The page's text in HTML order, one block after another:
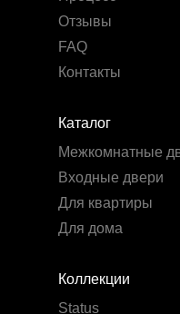
Коллекции
Status
Каталог
Межкомнатные
Входные двери
Для квартиры
Для дома
Отзывы
FAQ
Контакты